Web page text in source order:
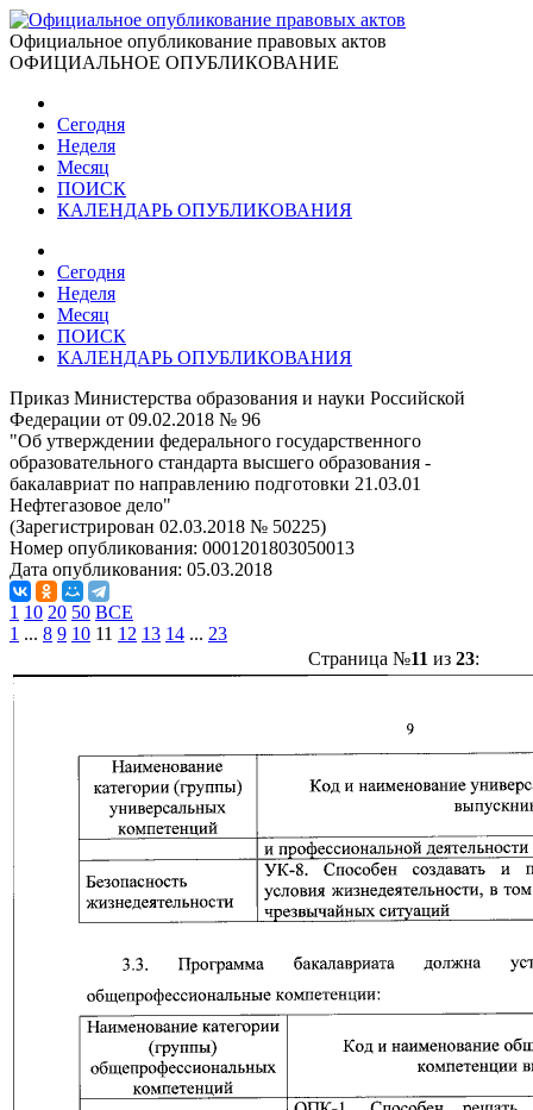
Официальное опубликование правовых актов
ОФИЦИАЛЬНОЕ ОПУБЛИКОВАНИЕ
Сегодня
Неделя
Месяц
ПОИСК
КАЛЕНДАРЬ ОПУБЛИКОВАНИЯ
Сегодня
Неделя
Месяц
ПОИСК
КАЛЕНДАРЬ ОПУБЛИКОВАНИЯ
Приказ Министерства образования и науки Российской
Федерации от 09.02.2018 № 96
"Об утверждении федерального государственного
образовательного стандарта высшего образования -
бакалавриат по направлению подготовки 21.03.01
Нефтегазовое дело"
(Зарегистрирован 02.03.2018 № 50225)
Номер опубликования: 0001201803050013
Дата опубликования: 05.03.2018
1 10 20 50 ВСЕ
1 ... 8 9 10 11 12 13 14 ... 23
Страница №11 из 23: